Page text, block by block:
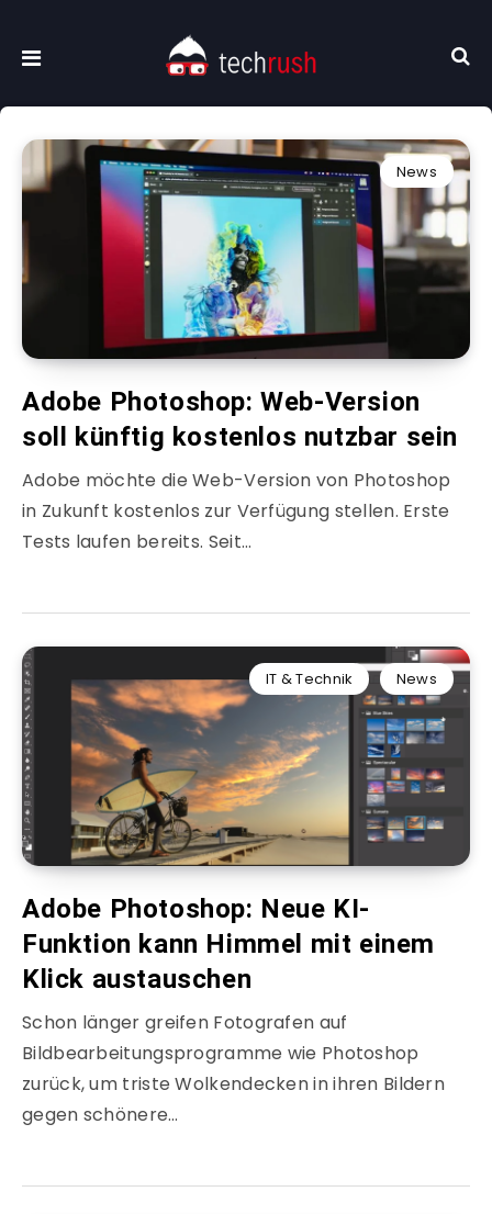
News
Adobe Photoshop: Web-Version
soll künftig kostenlos nutzbar sein
Adobe möchte die Web-Version von Photoshop
in Zukunft kostenlos zur Verfügung stellen. Erste
Tests laufen bereits. Seit…
IT & Technik News
Adobe Photoshop: Neue KI-
Funktion kann Himmel mit einem
Klick austauschen
Schon länger greifen Fotografen auf
Bildbearbeitungsprogramme wie Photoshop
zurück, um triste Wolkendecken in ihren Bildern
gegen schönere…